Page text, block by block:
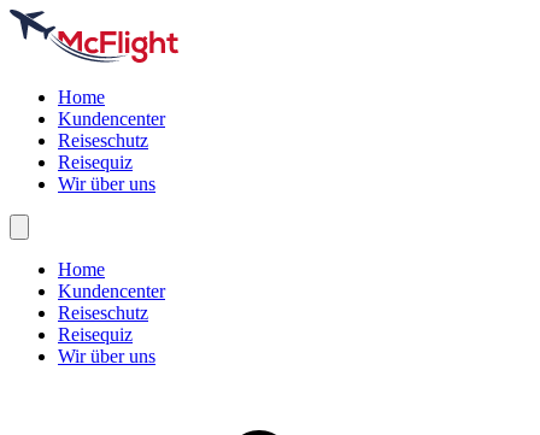
Home
Kundencenter
Reiseschutz
Reisequiz
Wir über uns
Home
Kundencenter
Reiseschutz
Reisequiz
Wir über uns